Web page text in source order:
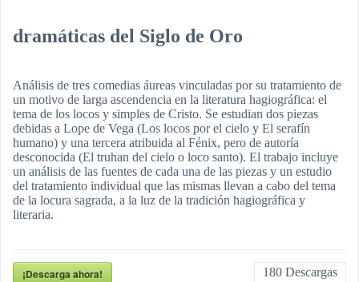
dramáticas del Siglo de Oro
Análisis de tres comedias áureas vinculadas por su tratamiento de
un motivo de larga ascendencia en la literatura hagiográfica: el
tema de los locos y simples de Cristo. Se estudian dos piezas
debidas a Lope de Vega (Los locos por el cielo y El serafín
humano) y una tercera atribuida al Fénix, pero de autoría
desconocida (El truhan del cielo o loco santo). El trabajo incluye
un análisis de las fuentes de cada una de las piezas y un estudio
del tratamiento individual que las mismas llevan a cabo del tema
de la locura sagrada, a la luz de la tradición hagiográfica y
literaria.
¡Descarga ahora! 180 Descargas